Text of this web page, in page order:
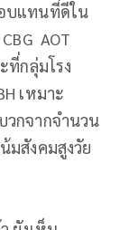
บแทนที่ดีใน
AOT
ที่กลุ่มโรง
เหมาะ
วกจากจำนวน
มสังคมสูงวัย